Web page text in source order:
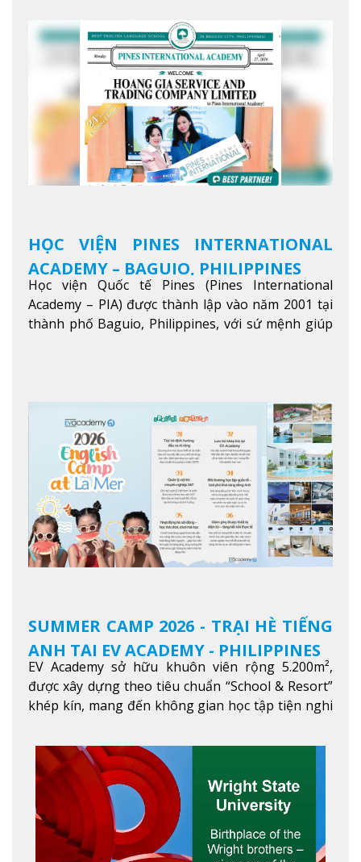
HỌC VIỆN PINES INTERNATIONAL
ACADEMY – BAGUIO, PHILIPPINES
Học viện Quốc tế Pines (Pines International
Academy – PIA) được thành lập vào năm 2001 tại
thành phố Baguio, Philippines, với sứ mệnh giúp
SUMMER CAMP 2026 - TRẠI HÈ TIẾNG
ANH TẠI EV ACADEMY - PHILIPPINES
EV Academy sở hữu khuôn viên rộng 5.200m²,
được xây dựng theo tiêu chuẩn “School & Resort”
khép kín, mang đến không gian học tập tiện nghi
ích hiện đạXem thêm